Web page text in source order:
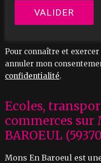
Pour connaître et
annuler mon
confidentialité.
Ecoles,
commerces sur
BAROEUL
Mons En Baroeul est